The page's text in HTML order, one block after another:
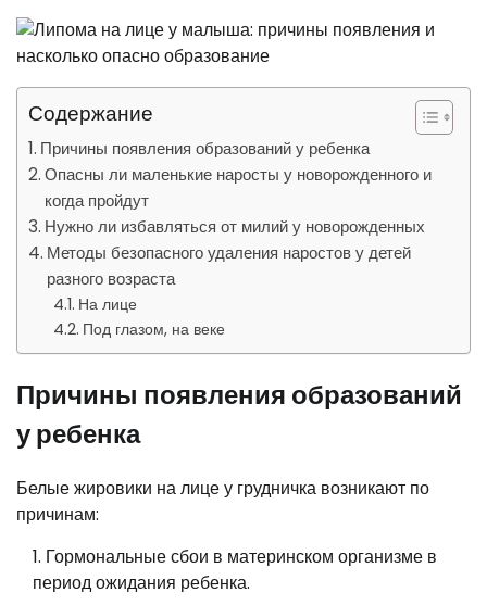
Содержание
Причины появления образований у ребенка
Опасны ли маленькие наросты у новорожденного и
когда пройдут
Нужно ли избавляться от милий у новорожденных
Методы безопасного удаления наростов у детей
разного возраста
На лице
Под глазом, на веке
Причины появления образований
у ребенка
Белые жировики на лице у грудничка возникают по
причинам:
Гормональные сбои в материнском организме в
период ожидания ребенка.